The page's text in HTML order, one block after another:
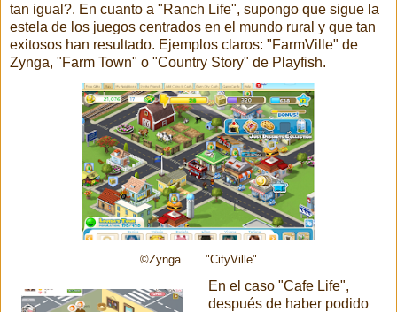
tan igual?. En cuanto a "Ranch Life", supongo que sigue la
estela de los juegos centrados en el mundo rural y que tan
exitosos han resultado. Ejemplos claros: "FarmVille" de
Zynga, "Farm Town" o "Country Story" de Playfish.
©Zynga "CityVille"
En el caso "Cafe Life",
después de haber podido